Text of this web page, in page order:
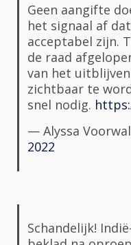
Geen aangifte
het signaal af
acceptabel zijn.
de raad
van het
zichtbaar te
snel nodig.
— Alyssa
2022
Schandelijk!